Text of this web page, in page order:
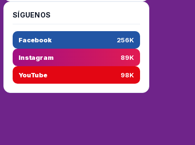
SÍGUENOS
Facebook 256K
Instagram 89K
YouTube 98K